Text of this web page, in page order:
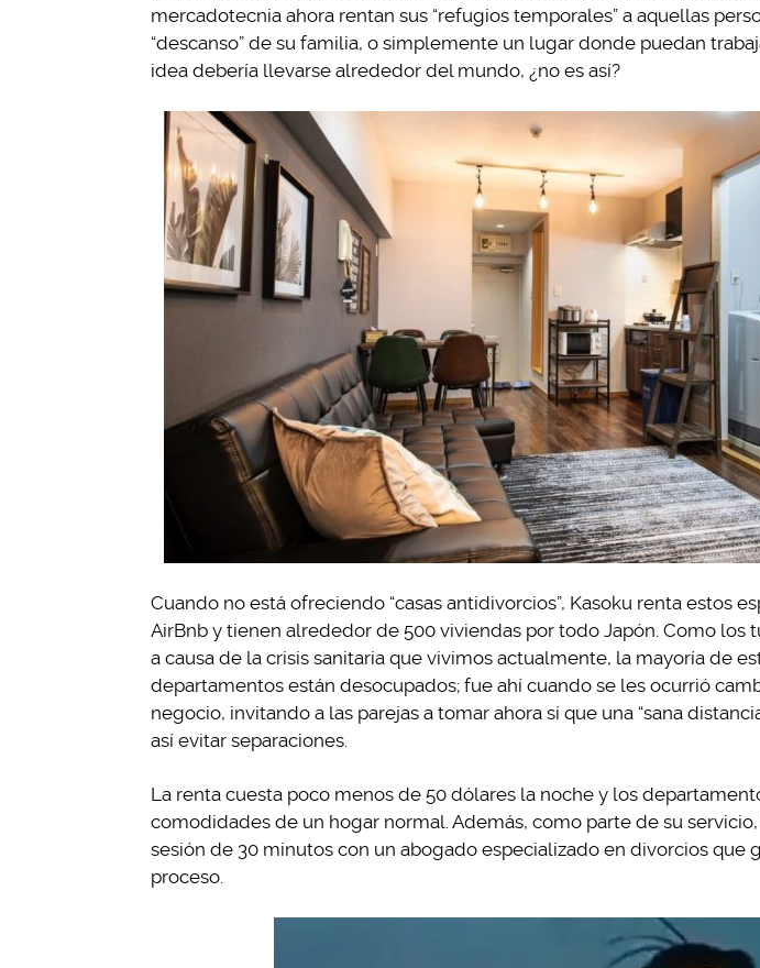
mercadotecnia ahora rentan sus “refugios temporales” a aquellas
“descanso” de su familia, o simplemente un lugar donde puedan
idea debería llevarse alrededor del mundo, ¿no es así?
Cuando no está ofreciendo “casas antidivorcios”, Kasoku renta estos
AirBnb y tienen alrededor de 500 viviendas por todo Japón. Como los
a causa de la crisis sanitaria que vivimos actualmente, la mayoría de
departamentos están desocupados; fue ahí cuando se les ocurrió
negocio, invitando a las parejas a tomar ahora sí que una “sana
así evitar separaciones.
La renta cuesta poco menos de 50 dólares la noche y los
comodidades de un hogar normal. Además, como parte de su
sesión de 30 minutos con un abogado especializado en divorcios que
proceso.